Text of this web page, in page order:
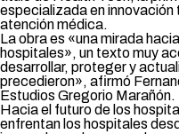
especializada en
atención médica.
La obra es «una mirada
hospitales», un texto muy
desarrollar, proteger y
precedieron», afirmó
Estudios Gregorio Marañón.
Hacia el futuro de los
enfrentan los hospitales